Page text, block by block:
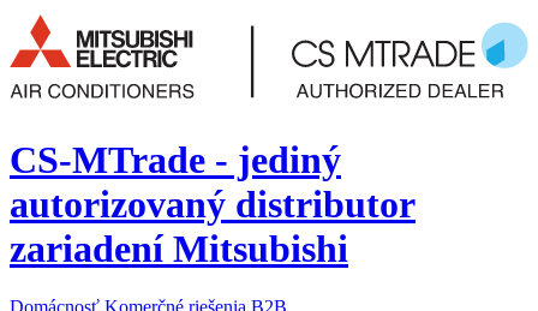
CS-MTrade - jediný
autorizovaný distributor
zariadení Mitsubishi